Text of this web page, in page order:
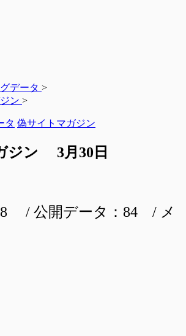
データ >
ン >
タ 偽サイトマガジン
ジン 3月30日
/ 公開データ：84 / メ